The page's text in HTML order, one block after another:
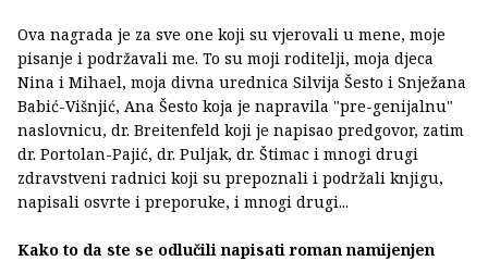
Ova nagrada je za sve one koji su vjerovali u mene, moje
pisanje i podržavali me. To su moji roditelji, moja djeca
Nina i Mihael, moja divna urednica Silvija Šesto i Snježana
Babić-Višnjić, Ana Šesto koja je napravila "pre-genijalnu"
naslovnicu, dr. Breitenfeld koji je napisao predgovor, zatim
dr. Portolan-Pajić, dr. Puljak, dr. Štimac i mnogi drugi
zdravstveni radnici koji su prepoznali i podržali knjigu,
napisali osvrte i preporuke, i mnogi drugi...
Kako to da ste se odlučili napisati roman namijenjen